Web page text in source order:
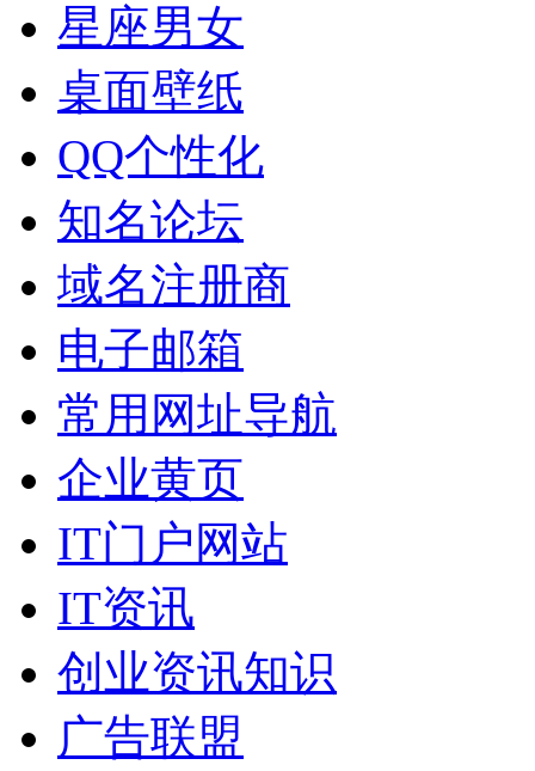
星座男女
桌面壁纸
QQ个性化
知名论坛
域名注册商
电子邮箱
常用网址导航
企业黄页
IT门户网站
IT资讯
创业资讯知识
广告联盟